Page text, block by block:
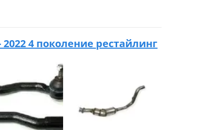
2022 4 поколение рестайлинг